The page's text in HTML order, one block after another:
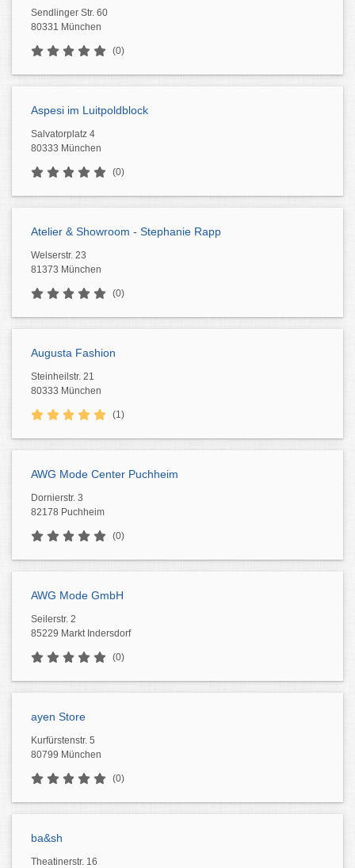
Sendlinger Str. 60
80331 München
(0)
Aspesi im Luitpoldblock
Salvatorplatz 4
80333 München
(0)
Atelier & Showroom - Stephanie Rapp
Welserstr. 23
81373 München
(0)
Augusta Fashion
Steinheilstr. 21
80333 München
(1)
AWG Mode Center Puchheim
Dornierstr. 3
82178 Puchheim
(0)
AWG Mode GmbH
Seilerstr. 2
85229 Markt Indersdorf
(0)
ayen Store
Kurfürstenstr. 5
80799 München
(0)
ba&sh
Theatinerstr. 16